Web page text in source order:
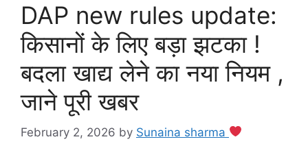
DAP new rules update:
किसानों के लिए बड़ा झटका !
बदला खाद्य लेने का नया नियम ,
जाने पूरी खबर
February 2, 2026 by Sunaina sharma